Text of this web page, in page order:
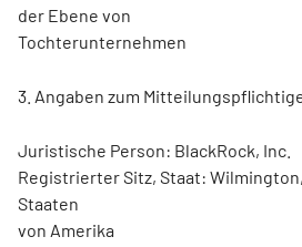
der Ebene von
Tochterunternehmen
3. Angaben zum
Juristische Person: BlackRock, Inc.
Registrierter Sitz, Staat:
Staaten
von Amerika